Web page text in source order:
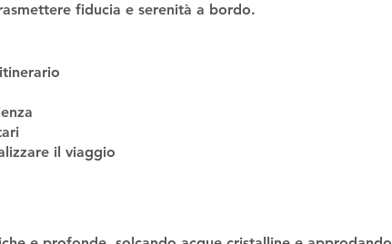
fiducia e serenità a bordo.
il viaggio